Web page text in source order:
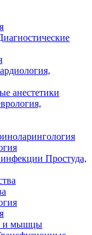
анестетики
Простуда,
и мышцы